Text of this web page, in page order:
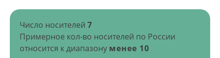
Число носителей 7
Примерное кол-во носителей по России
относится к диапазону менее 10